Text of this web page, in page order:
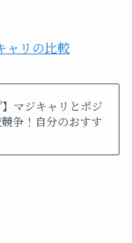
ャリの比較
】マジキャリとポジ
争！自分のおすす